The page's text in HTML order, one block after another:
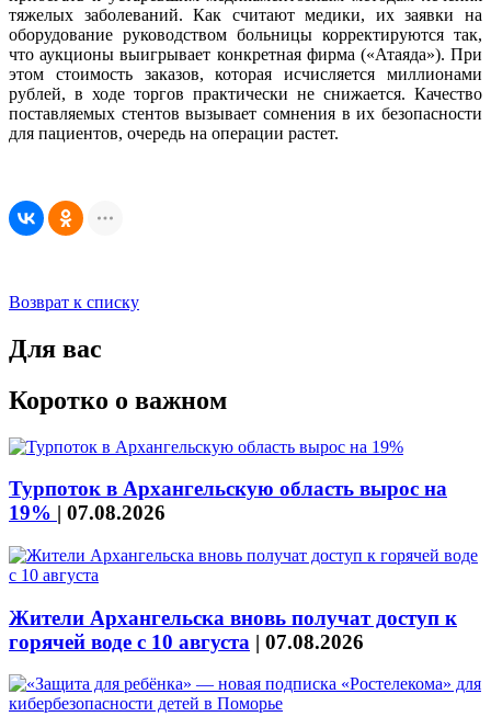
тяжелых заболеваний. Как считают медики, их заявки на
оборудование руководством больницы корректируются так,
что аукционы выигрывает конкретная фирма («Атаяда»). При
этом стоимость заказов, которая исчисляется миллионами
рублей, в ходе торгов практически не снижается. Качество
поставляемых стентов вызывает сомнения в их безопасности
для пациентов, очередь на операции растет.
Возврат к списку
Для вас
Коротко о важном
Турпоток в Архангельскую область вырос на
19% | 07.08.2026
Жители Архангельска вновь получат доступ к
горячей воде с 10 августа | 07.08.2026